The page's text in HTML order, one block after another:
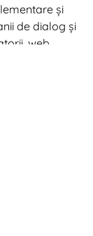
și
de dialog și
web